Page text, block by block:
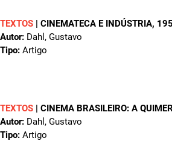
TEXTOS | CINEMATECA E INDÚSTRIA,
Autor: Dahl, Gustavo
Tipo: Artigo
TEXTOS | CINEMA BRASILEIRO: A
Autor: Dahl, Gustavo
Tipo: Artigo